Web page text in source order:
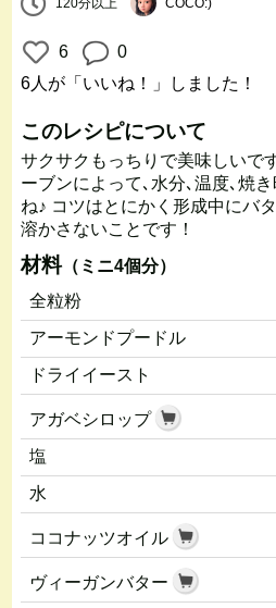
COCO:)
6
0
6人 が「いいね！」しました！
このレシピについて
サクサクもっちりで美味しいで
ーブンによって､水分､温度､焼
ね♪ コツはとにかく形成中にバ
溶かさないことです！
材料（ミニ4個分）
全粒粉
アーモンドプードル
ドライイースト
アガベシロップ
塩
水
ココナッツオイル
ヴィーガンバター